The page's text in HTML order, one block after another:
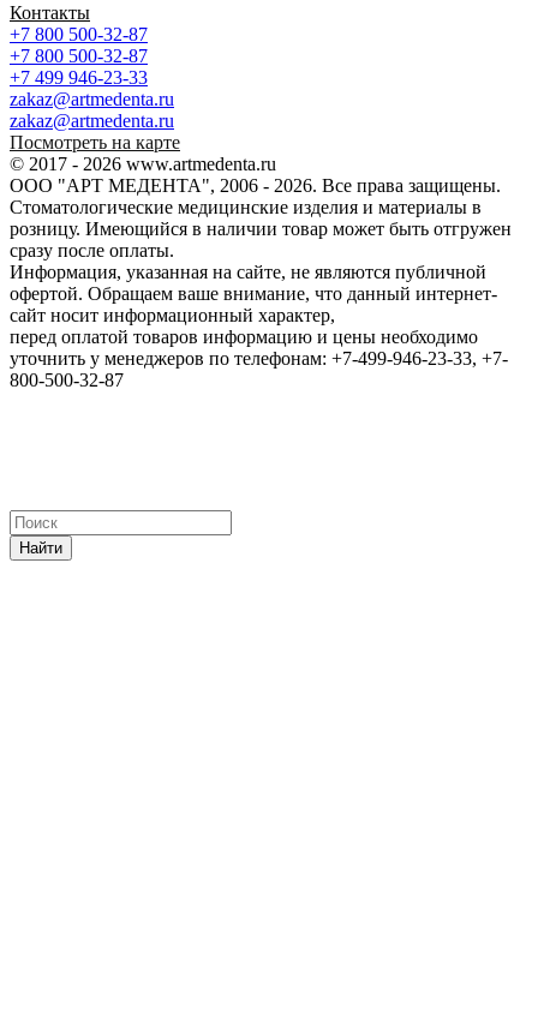
Контакты
+7 800 500-32-87
+7 800 500-32-87
+7 499 946-23-33
zakaz@artmedenta.ru
zakaz@artmedenta.ru
Посмотреть на карте
© 2017 - 2026 www.artmedenta.ru
ООО "АРТ МЕДЕНТА", 2006 - 2026. Все права защищены.
Стоматологические медицинские изделия и материалы в
розницу. Имеющийся в наличии товар может быть отгружен
сразу после оплаты.
Информация, указанная на сайте, не являются публичной
офертой. Обращаем ваше внимание, что данный интернет-
сайт носит информационный характер,
перед оплатой товаров информацию и цены необходимо
уточнить у менеджеров по телефонам: +7-499-946-23-33, +7-
800-500-32-87
Найти